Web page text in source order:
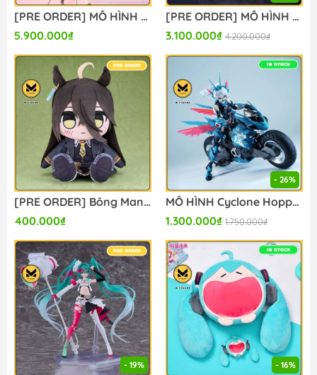
[PRE ORDER] MÔ HÌNH To Heart - HMX-12 Multi - 1/7 (Claynel) FIGURE CHÍNH HÃNG
5.900.000₫
[PRE ORDER] MÔ HÌNH Phainon - Honkai: Star Rail - Diorama Series - Thus Burns the Dawn Ver. (Myethos) FIGURE CHÍNH HÃNG
3.100.000₫ 4.200.000₫
[PRE ORDER] Bông Manhattan Cafe - Umamusume: Pretty Derby - Kuripan Plushie (Good Smile Company) BÔNG CHÍNH HÃNG
400.000₫
- 26%
MÔ HÌNH Cyclone Hopper [Yip Fung Sim] - Cyber Forest (Fantasy Girl) (Nuke Matrix) MODEL KIT CHÍNH HÃNG
1.300.000₫ 1.750.000₫
- 19% - 16%